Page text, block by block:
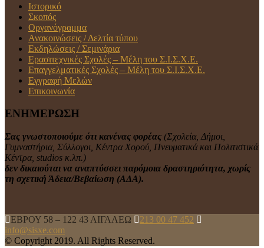
Ιστορικό
Σκοπός
Οργανόγραμμα
Ανακοινώσεις / Δελτία τύπου
Εκδηλώσεις / Σεμινάρια
Ερασιτεχνικές Σχολές – Μέλη του Σ.Ι.Σ.Χ.Ε.
Επαγγελματικές Σχολές – Μέλη του Σ.Ι.Σ.Χ.Ε.
Εγγραφή Μελών
Επικοινωνία
ΕΝΗΜΕΡΩΣΗ
Σας γνωστοποιούμε ότι κανένας φορέας (Σχολεία, Δήμοι,
Γυμναστήρια, Σύλλογοι, Κέντρα Χορού, Πνευματικά και Πολιτιστικά
Κέντρα, studios κ.λπ.)
δεν δικαιούται να αναπτύσσει παρόμοια δραστηριότητα, χωρίς
τη σχετική Άδεια/Βεβαίωση (ΑΔΑ).
ΕΒΡΟΥ 58 – 122 43 ΑΙΓΑΛΕΩ
213 00 47 452
info@sisxe.com
© Copyright 2019. All Rights Reserved.